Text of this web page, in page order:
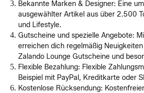
Bekannte Marken & Designer: Eine
ausgewählter Artikel aus über 2.500
und Lifestyle.
Gutscheine und spezielle Angebote:
erreichen dich regelmäßig
Zalando Lounge Gutscheine und
Flexible Bezahlung: Flexible
Beispiel mit PayPal, Kreditkarte oder
Kostenlose Rücksendung: